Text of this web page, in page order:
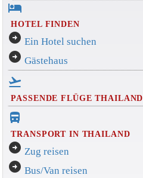
hotel
HOTEL FINDEN
arrow_circle_right Ein Hotel suchen
arrow_circle_right Gästehaus
flight_takeoff
PASSENDE FLÜGE THAILAND
directions_bus_filled
TRANSPORT IN THAILAND
arrow_circle_right Zug reisen
arrow_circle_right Bus/Van reisen